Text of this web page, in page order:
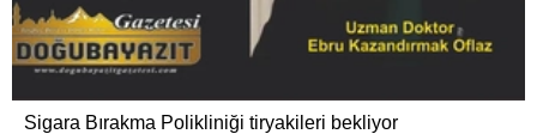
Sigara Bırakma Polikliniği tiryakileri bekliyor